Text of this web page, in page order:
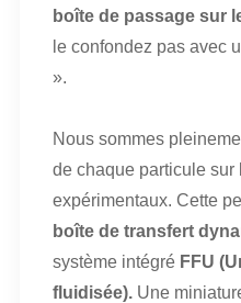
boîte de passage sur
le confondez pas avec
».
Nous sommes
de chaque particule sur
expérimentaux. Cette
boîte de transfert
système intégré FFU
fluidisée). Une